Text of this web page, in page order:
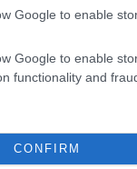
Google to enable
Google to enable
functionality and
CONFIRM
Αθηνών
Πόρου